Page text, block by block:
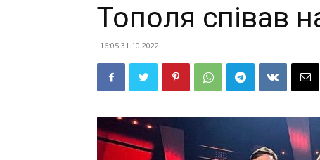
Тополя співав
16:05 31.10.2022